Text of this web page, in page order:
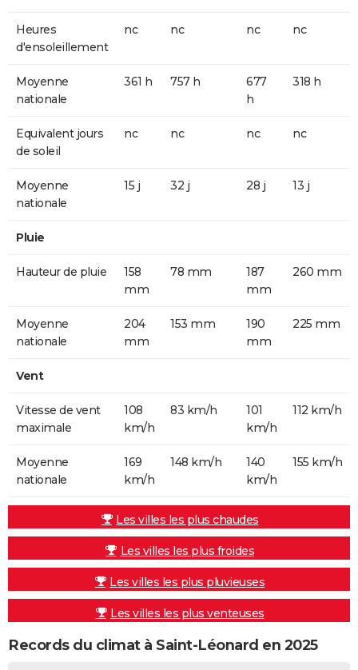
Heures
d'ensoleillement
nc nc nc nc
Moyenne
nationale
361 h 757 h
677
h
318 h
Equivalent jours
de soleil
nc nc nc nc
Moyenne
nationale
15 j 32 j 28 j 13 j
Pluie
Hauteur de pluie
158
mm
78 mm
187
mm
260 mm
Moyenne
nationale
204
mm
153 mm
190
mm
225 mm
Vent
Vitesse de vent
maximale
108
km/h
83 km/h
101
km/h
112 km/h
Moyenne
nationale
169
km/h
148 km/h
140
km/h
155 km/h
Les villes les plus chaudes
Les villes les plus froides
Les villes les plus pluvieuses
Les villes les plus venteuses
Records du climat à Saint-Léonard en 2025